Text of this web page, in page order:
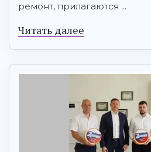
ремонт, прилагаются ...
Читать далее